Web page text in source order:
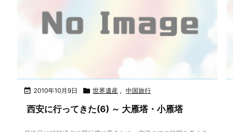
 2010年10月9日  世界遺産 , 中国旅行
西安に行ってきた(6) ～ 大雁塔・小雁塔